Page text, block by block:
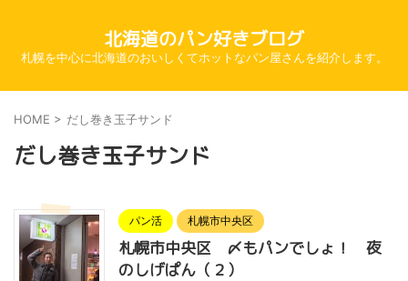
北海道のパン好きブログ
札幌を中心に北海道のおいしくてホットなパン屋さんを紹介します。
HOME > だし巻き玉子サンド
だし巻き玉子サンド
パン活 札幌市中央区
札幌市中央区 〆もパンでしょ！ 夜
のしげぱん（２）